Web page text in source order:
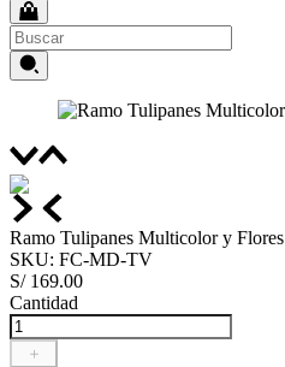
Ramo Tulipanes Multicolor y Flores
SKU: FC-MD-TV
S/ 169.00
Cantidad
＋